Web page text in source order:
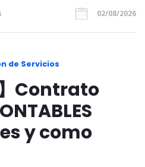
02/08/2026
de Servicios
】Contrato
y como